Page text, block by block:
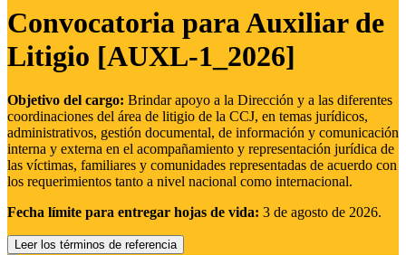
Convocatoria para Auxiliar de
Litigio [AUXL-1_2026]
Objetivo del cargo: Brindar apoyo a la Dirección y a las diferentes
coordinaciones del área de litigio de la CCJ, en temas jurídicos,
administrativos, gestión documental, de información y comunicación
interna y externa en el acompañamiento y representación jurídica de
las víctimas, familiares y comunidades representadas de acuerdo con
los requerimientos tanto a nivel nacional como internacional.
Fecha límite para entregar hojas de vida: 3 de agosto de 2026.
Leer los términos de referencia